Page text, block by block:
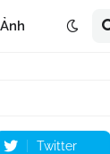
Twitter